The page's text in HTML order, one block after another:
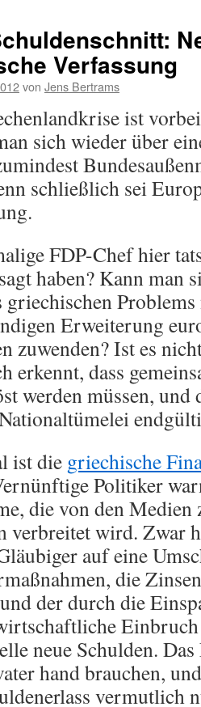
Verfassung
von Jens Bertrams
ist
sich wieder über
schließlich sei
FDP-Chef hier
haben? Kann man
griechischen
Erweiterung
zuwenden? Ist es
erkennt, dass
werden müssen, und
ist die griechische
Politiker
die von den
verbreitet wird. Zwar
auf eine
die
der durch die
neue Schulden.
hand brauchen,
vermutlich